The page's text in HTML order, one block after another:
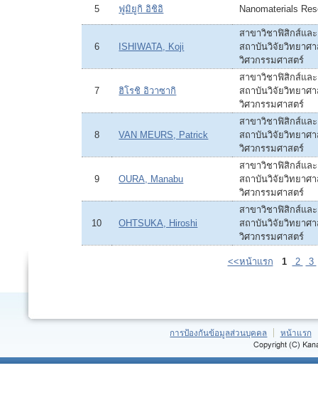
5 ฟูมิยูกิ อิชิอิ Nanomaterials
6 ISHIWATA, Koji
สาขาวิชาฟิสิกส์แล
สถาบันวิจัยวิทยาศ
วิศวกรรมศาสตร์
7 ฮิโรชิ อิวาซากิ
สาขาวิชาฟิสิกส์แล
สถาบันวิจัยวิทยาศ
วิศวกรรมศาสตร์
8 VAN MEURS, Patrick
สาขาวิชาฟิสิกส์แล
สถาบันวิจัยวิทยาศ
วิศวกรรมศาสตร์
9 OURA, Manabu
สาขาวิชาฟิสิกส์แล
สถาบันวิจัยวิทยาศ
วิศวกรรมศาสตร์
10 OHTSUKA, Hiroshi
สาขาวิชาฟิสิกส์แล
สถาบันวิจัยวิทยาศ
วิศวกรรมศาสตร์
<<หน้าแรก 1 2 3
การป้องกันข้อมูลส่วนบุคคล หน้าแรก